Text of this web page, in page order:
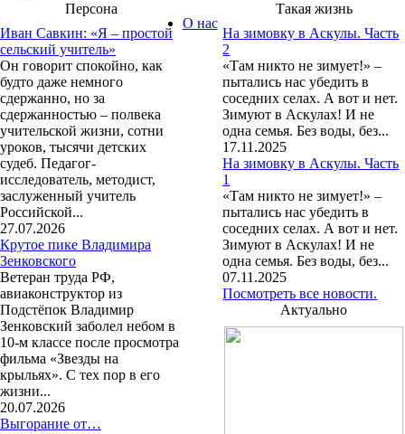
Персона
Иван Савкин: «Я – простой
сельский учитель»
Он говорит спокойно, как
будто даже немного
сдержанно, но за
сдержанностью – полвека
учительской жизни, сотни
уроков, тысячи детских
судеб. Педагог-
исследователь, методист,
заслуженный учитель
Российской...
27.07.2026
Крутое пике Владимира
Зенковского
Ветеран труда РФ,
авиаконструктор из
Подстёпок Владимир
Зенковский заболел небом в
10-м классе после просмотра
фильма «Звезды на
крыльях». С тех пор в его
жизни...
20.07.2026
Выгорание от…
Такая жизнь
На зимовку в Аскулы. Часть
2
«Там никто не зимует!» –
пытались нас убедить в
соседних селах. А вот и нет.
Зимуют в Аскулах! И не
одна семья. Без воды, без...
17.11.2025
На зимовку в Аскулы. Часть
1
«Там никто не зимует!» –
пытались нас убедить в
соседних селах. А вот и нет.
Зимуют в Аскулах! И не
одна семья. Без воды, без...
07.11.2025
Посмотреть все новости.
Актуально
О нас